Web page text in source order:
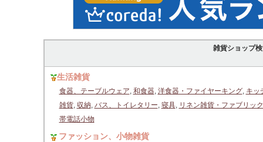
雑貨ショップ
生活雑貨
食器、テーブルウェア, 和食器, 洋食器・ファイヤーキング, キッ
雑貨, 収納, バス、トイレタリー, 寝具, リネン雑貨・ファブリック
帯電話小物
ファッション、小物雑貨